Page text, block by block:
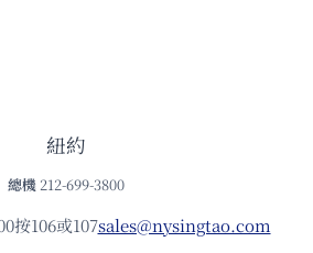
紐約
總機 212-699-3800
按106或107sales@nysingtao.com